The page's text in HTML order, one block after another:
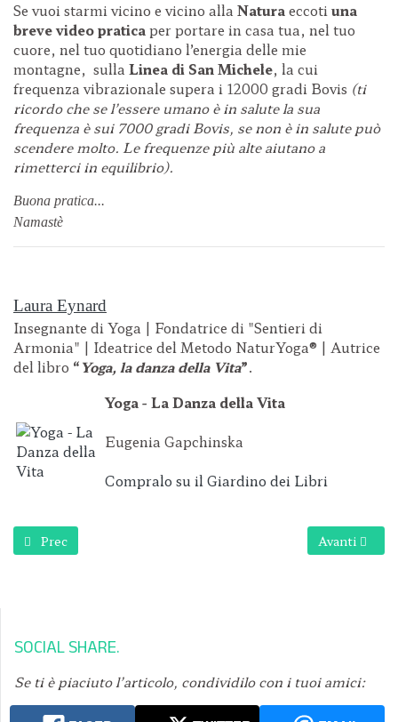
Se vuoi starmi vicino e vicino alla Naturaeccoti una
breve video praticaper portare in casa tua, nel tuo
cuore, nel tuo quotidiano l’energia delle mie
montagne, sulla Linea di San Michele, la cui
frequenza vibrazionale supera i 12000 gradi Bovis (ti
ricordo che se l’essere umano è in salutela sua
frequenza è sui 7000 gradi Bovis, se non è in salute può
scendere molto. Le frequenze più alte aiutano a
rimetterci in equilibrio).
Buona pratica...
Namastè
Laura Eynard
Insegnante di Yoga | Fondatrice di "Sentieri di
Armonia" | Ideatrice del Metodo NaturYoga® | Autrice
del libro “Yoga, la danza della Vita”.
Yoga - La Danza della Vita
Eugenia Gapchinska
Compralo su il Giardino dei Libri
Articolo precedente: Epifania…
Prec Articolo
Avanti
SOCIAL SHARE
Se ti è piaciuto l’articolo, condividilo con i tuoi amici: